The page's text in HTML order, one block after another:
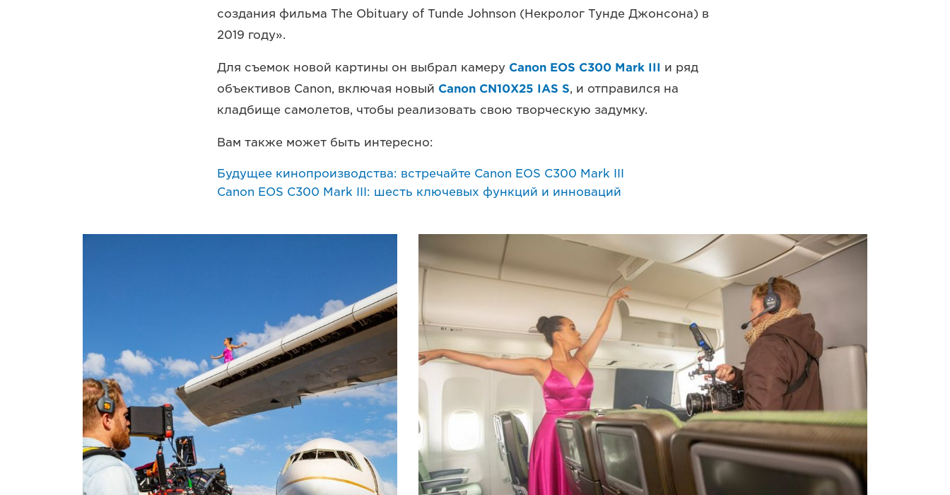
создания фильма The Obituary of Tunde Johnson (Некролог Тунде Джонсона) в
2019 году».
Для съемок новой картины он выбрал камеру Canon EOS C300 Mark III и ряд
объективов Canon, включая новый Canon CN10X25 IAS S, и отправился на
кладбище самолетов, чтобы реализовать свою творческую задумку.
Вам также может быть интересно:
Будущее кинопроизводства: встречайте Canon EOS C300 Mark III
Canon EOS C300 Mark III: шесть ключевых функций и инноваций